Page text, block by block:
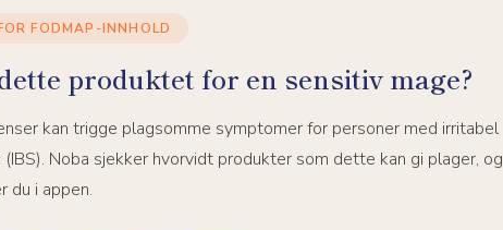
FODMAP-INNHOLD
produktet for en sensitiv mage?
kan trigge plagsomme symptomer for personer med irritabel
Noba sjekker hvorvidt produkter som dette kan gi plager, og
du i appen.